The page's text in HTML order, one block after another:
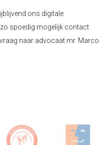
ons digitale
zo spoedig mogelijk contact
naar advocaat mr. Marco